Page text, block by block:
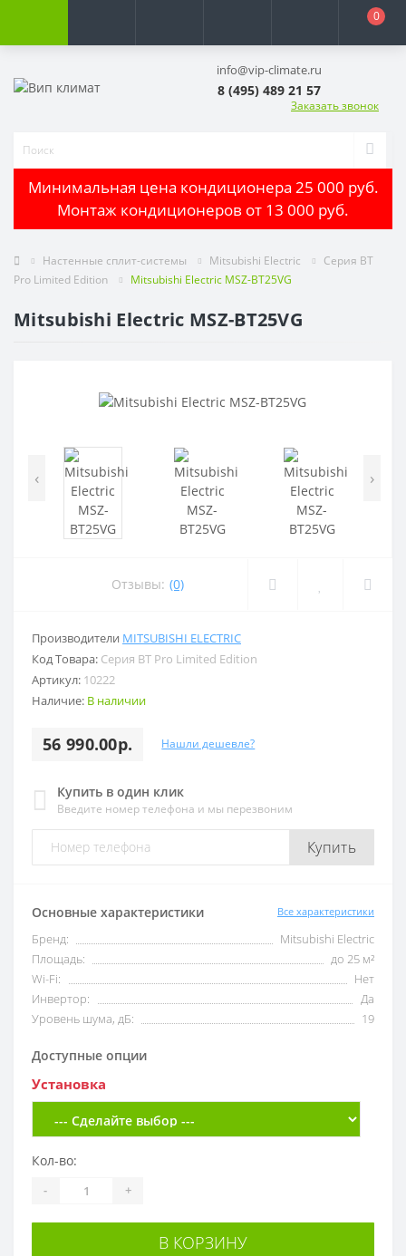
0
info@vip-climate.ru
8 (495) 489 21 57
Заказать звонок
Минимальная цена кондиционера 25 000 руб.
Монтаж кондиционеров от 13 000 руб.
Настенные сплит-системы Mitsubishi Electric
Серия BT
Pro Limited Edition
Mitsubishi Electric MSZ-BT25VG
Mitsubishi Electric MSZ-BT25VG
‹ ›
Отзывы: (0)
Производители MITSUBISHI ELECTRIC
Код Товара: Серия BT Pro Limited Edition
Артикул: 10222
Наличие: В наличии
56 990.00р. Нашли дешевле?
Купить в один клик
Введите номер телефона и мы перезвоним
Купить
Основные характеристики Все характеристики
Бренд:
Mitsubishi Electric
Площадь:
до 25 м²
Wi-Fi:
Нет
Инвертор:
Да
Уровень шума, дБ:
19
Доступные опции
Установка
Кол-во:
- +
В КОРЗИНУ